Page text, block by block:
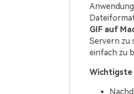
GIF auf
Servern zu
einfach zu
Wichtigste